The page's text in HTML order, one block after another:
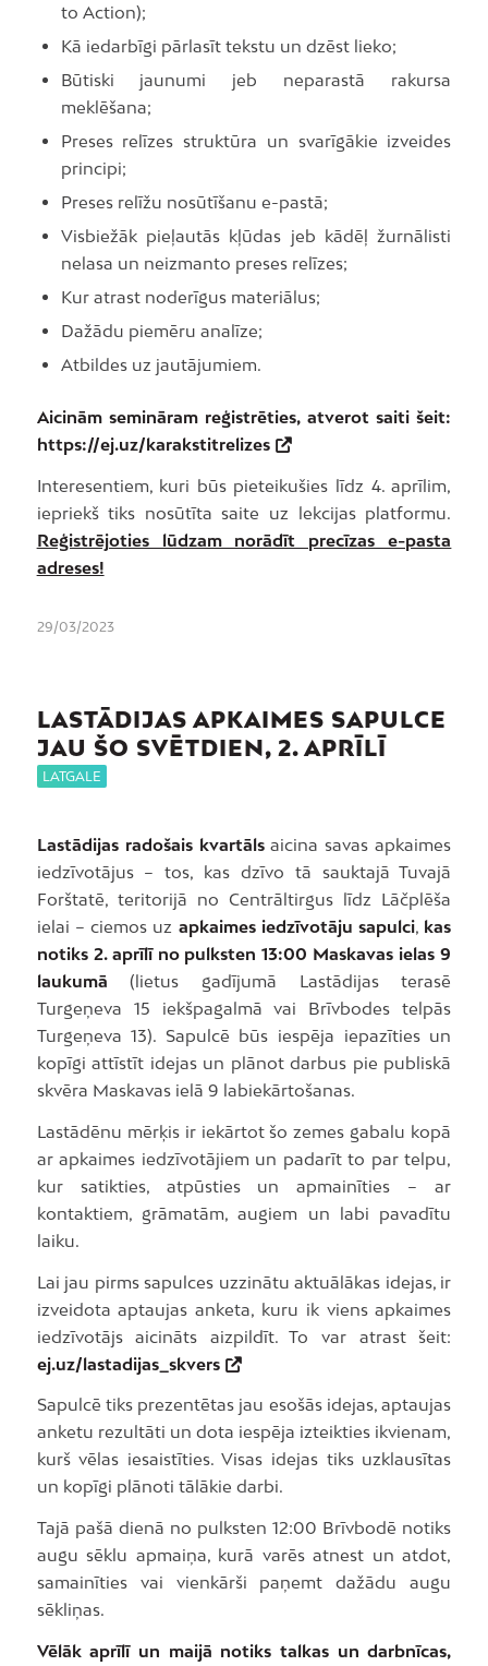
to Action);
Kā iedarbīgi pārlasīt tekstu un dzēst lieko;
Būtiski jaunumi jeb neparastā rakursa
meklēšana;
Preses relīzes struktūra un svarīgākie izveides
principi;
Preses relīžu nosūtīšanu e-pastā;
Visbiežāk pieļautās kļūdas jeb kādēļ žurnālisti
nelasa un neizmanto preses relīzes;
Kur atrast noderīgus materiālus;
Dažādu piemēru analīze;
Atbildes uz jautājumiem.
Aicinām semināram reģistrēties, atverot saiti šeit:
https://ej.uz/karakstitrelizes
Interesentiem, kuri būs pieteikušies līdz 4. aprīlim,
iepriekš tiks nosūtīta saite uz lekcijas platformu.
Reģistrējoties lūdzam norādīt precīzas e-pasta
adreses!
29/03/2023
LASTĀDIJAS APKAIMES SAPULCE
JAU ŠO SVĒTDIEN, 2. APRĪLĪ
LATGALE
Lastādijas radošais kvartālsaicina savas apkaimes
iedzīvotājus – tos, kas dzīvo tā sauktajā Tuvajā
Forštatē, teritorijā no Centrāltirgus līdz Lāčplēša
ielai – ciemos uz apkaimes iedzīvotāju sapulci, kas
notiks 2. aprīlī no pulksten 13:00 Maskavas ielas 9
laukumā(lietus gadījumā Lastādijas terasē
Turgeņeva 15 iekšpagalmā vai Brīvbodes telpās
Turgeņeva 13). Sapulcē būs iespēja iepazīties un
kopīgi attīstīt idejas un plānot darbus pie publiskā
skvēra Maskavas ielā 9 labiekārtošanas.
Lastādēnu mērķis ir iekārtot šo zemes gabalu kopā
ar apkaimes iedzīvotājiem un padarīt to par telpu,
kur satikties, atpūsties un apmainīties – ar
kontaktiem, grāmatām, augiem un labi pavadītu
laiku.
Lai jau pirms sapulces uzzinātu aktuālākas idejas, ir
izveidota aptaujas anketa, kuru ik viens apkaimes
iedzīvotājs aicināts aizpildīt. To var atrast šeit:
ej.uz/lastadijas_skvers
Sapulcē tiks prezentētas jau esošās idejas, aptaujas
anketu rezultāti un dota iespēja izteikties ikvienam,
kurš vēlas iesaistīties. Visas idejas tiks uzklausītas
un kopīgi plānoti tālākie darbi.
Tajā pašā dienā no pulksten 12:00 Brīvbodē notiks
augu sēklu apmaiņa, kurā varēs atnest un atdot,
samainīties vai vienkārši paņemt dažādu augu
sēkliņas.
Vēlāk aprīlī un maijā notiks talkas un darbnīcas,